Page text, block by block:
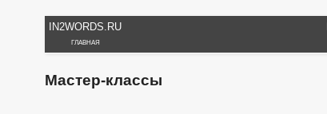
IN2WORDS.RU
ГЛАВНАЯ
Мастер-классы